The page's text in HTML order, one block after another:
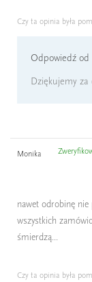
Czy ta opinia była
Odpowiedź od
Dziękujemy za
Monika
nawet odrobinę nie
wszystkich
śmierdzą...
Czy ta opinia była